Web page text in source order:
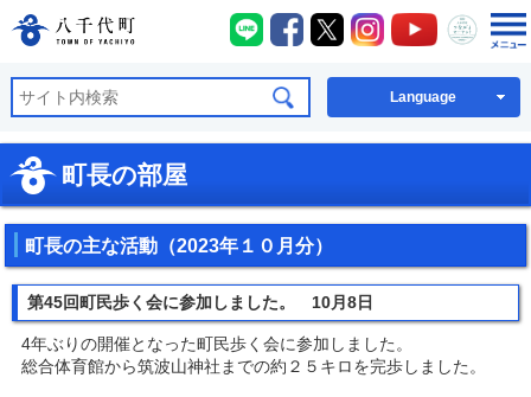
八千代町公式ホームページ
八千代町LINE
八千代町Facebook
八千代町X八千代町Instagram
八千代町
八千
Language
町長の部屋
町長の主な活動（2023年１０月分）
第45回町民歩く会に参加しました。 10月8日
4年ぶりの開催となった町民歩く会に参加しました。
総合体育館から筑波山神社までの約２５キロを完歩しました。